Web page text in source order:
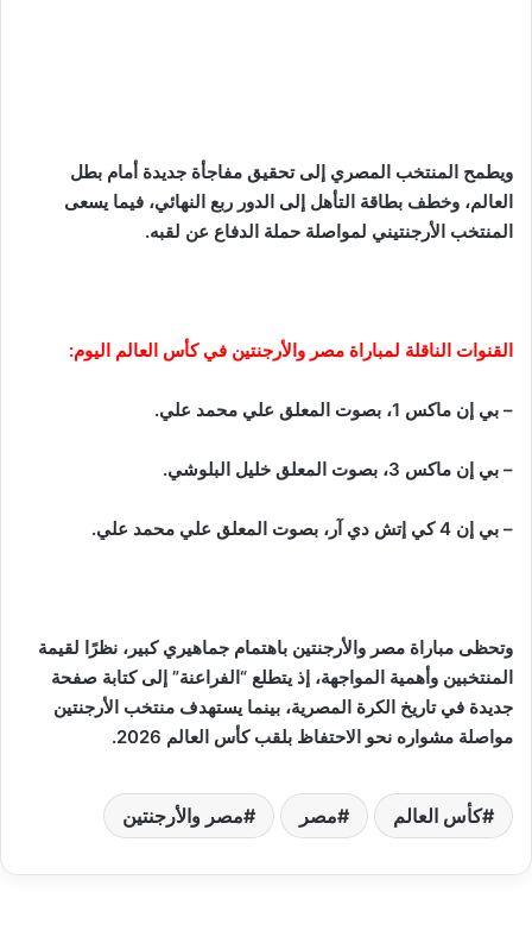
ويطمح المنتخب المصري إلى تحقيق مفاجأة جديدة أمام بطل
العالم، وخطف بطاقة التأهل إلى الدور ربع النهائي، فيما يسعى
المنتخب الأرجنتيني لمواصلة حملة الدفاع عن لقبه.
القنوات الناقلة لمباراة مصر والأرجنتين في كأس العالم اليوم:
– بي إن ماكس 1، بصوت المعلق علي محمد علي.
– بي إن ماكس 3، بصوت المعلق خليل البلوشي.
– بي إن 4 كي إتش دي آر، بصوت المعلق علي محمد علي.
وتحظى مباراة مصر والأرجنتين باهتمام جماهيري كبير، نظرًا لقيمة
المنتخبين وأهمية المواجهة، إذ يتطلع “الفراعنة” إلى كتابة صفحة
جديدة في تاريخ الكرة المصرية، بينما يستهدف منتخب الأرجنتين
مواصلة مشواره نحو الاحتفاظ بلقب كأس العالم 2026.
كأس العالم مصر مصر والأرجنتين